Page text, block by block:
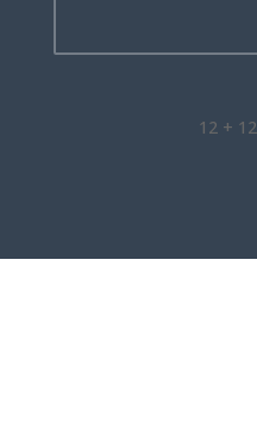
12 + 12